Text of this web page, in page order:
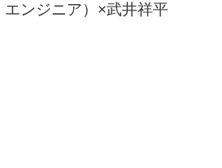
ンジニア）×武井祥平